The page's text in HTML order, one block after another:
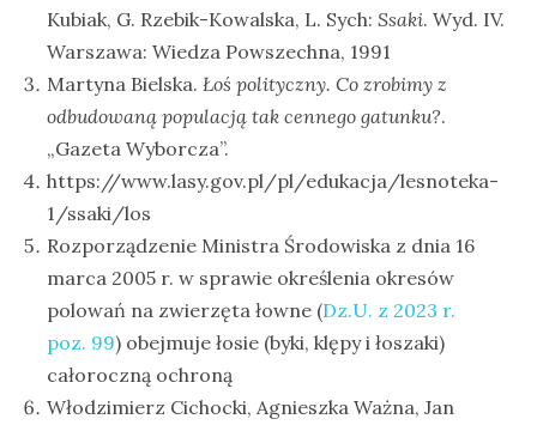
Kubiak, G. Rzebik-Kowalska, L. Sych: Ssaki. Wyd. IV.
Warszawa: Wiedza Powszechna, 1991
Martyna Bielska. Łoś polityczny. Co zrobimy z
odbudowaną populacją tak cennego gatunku?.
„Gazeta Wyborcza”.
https://www.lasy.gov.pl/pl/edukacja/lesnoteka-
1/ssaki/los
Rozporządzenie Ministra Środowiska z dnia 16
marca 2005 r. w sprawie określenia okresów
polowań na zwierzęta łowne (Dz.U. z 2023 r.
poz. 99) obejmuje łosie (byki, klępy i łoszaki)
całoroczną ochroną
Włodzimierz Cichocki, Agnieszka Ważna, Jan